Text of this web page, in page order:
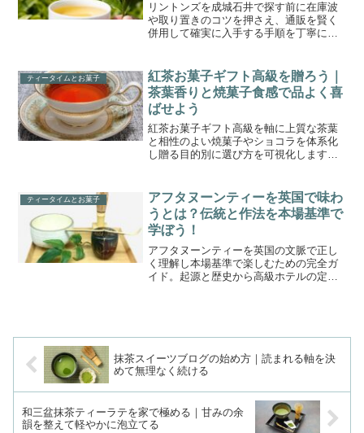
リントンズを成城石井で探す前に在庫波
や取り置きのコツを押さえ、通販を賢く
併用して確実に入手する手順を丁寧に解
ティータイムとお菓子
紅茶お菓子ギフト高級を贈ろう｜
茶葉香りと焼菓子食感で品よく喜
ばせよう
紅茶お菓子ギフト高級を軸に上質な茶葉
と相性のよい焼菓子やショコラを体系化
し贈る目的別に選び方を可視化します。
ティータイムとお菓子
アフタヌーンティーを英国で味わ
うとは？伝統と作法を本場基準で
学ぼう！
アフタヌーンティーを英国の文脈で正し
く理解し本場基準で楽しむための完全ガ
イド。起源と歴史から高級ホテルの定番
抹茶スイーツブログの始め方｜読まれる軸を決
めて無理なく続ける
和三盆抹茶ティーラテを家で極める｜甘みの余
韻を整えて軽やかに泡立てる